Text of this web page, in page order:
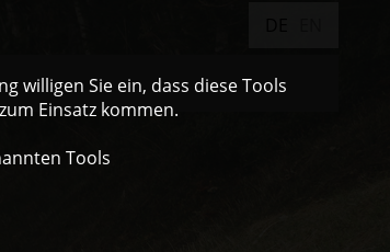
willigen Sie ein, dass diese Tools
Einsatz kommen.
Tools